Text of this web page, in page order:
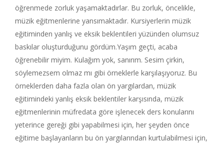
öğrenmede zorluk yaşamaktadırlar. Bu zorluk, öncelikle,
müzik eğitmenlerine yansımaktadır. Kursiyerlerin müzik
eğitiminden yanlış ve eksik beklentileri yüzünden olumsuz
baskılar oluşturduğunu gördüm.Yaşım geçti, acaba
öğrenebilir miyim. Kulağım yok, sanırım. Sesim çirkin,
söylemezsem olmaz mı gibi örneklerle karşılaşıyoruz. Bu
örneklerden daha fazla olan ön yargılardan, müzik
eğitimindeki yanlış eksik beklentiler karşısında, müzik
eğitmenlerinin müfredata göre işlenecek ders konularını
yeterince gereği gibi yapabilmesi için, her şeyden önce
eğitime başlayanların bu ön yargılarından kurtulabilmesi için,